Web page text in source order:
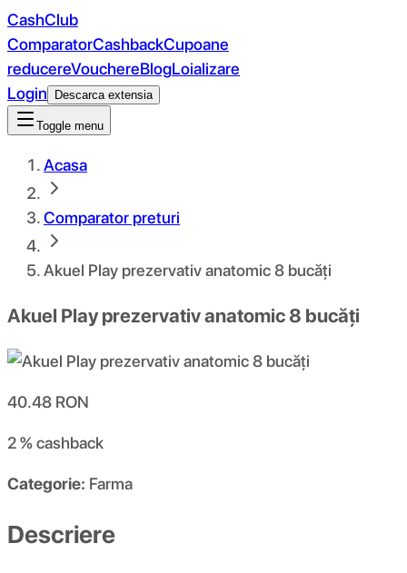
CashClub
ComparatorCashbackCupoane
reducereVouchereBlogLoializare
Login
Descarca extensia
Toggle menu
Acasa
Comparator preturi
Akuel Play prezervativ anatomic 8 bucăți
Akuel Play prezervativ anatomic 8 bucăți
40.48 RON
2 %cashback
Categorie: Farma
Descriere